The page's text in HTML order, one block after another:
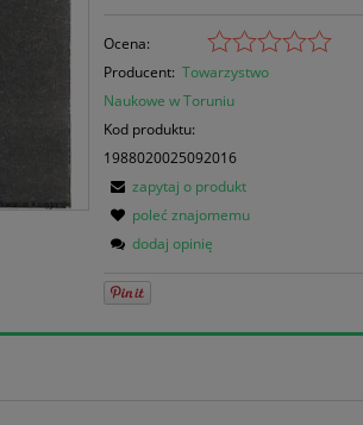
Ocena:
Producent: Towarzystwo
Naukowe w Toruniu
Kod produktu:
1988020025092016
zapytaj o produkt
poleć znajomemu
dodaj opinię